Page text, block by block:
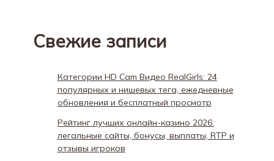
Свежие записи
Категории HD Cam Видео RealGirls: 24
популярных и нишевых тега, ежедневные
обновления и бесплатный просмотр
Рейтинг лучших онлайн-казино 2026:
легальные сайты, бонусы, выплаты, RTP и
отзывы игроков